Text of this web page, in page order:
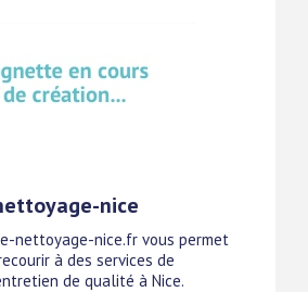
nice
nettoyage-nice.fr vous permet
à des services de
de qualité à Nice.